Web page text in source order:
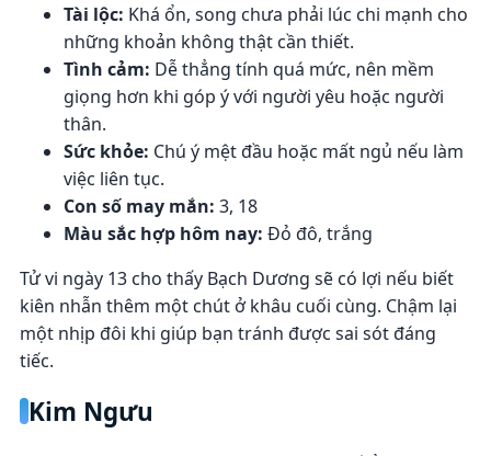
Tài lộc: Khá ổn, song chưa phải lúc chi mạnh cho
những khoản không thật cần thiết.
Tình cảm: Dễ thẳng tính quá mức, nên mềm
giọng hơn khi góp ý với người yêu hoặc người
thân.
Sức khỏe: Chú ý mệt đầu hoặc mất ngủ nếu làm
việc liên tục.
Con số may mắn: 3, 18
Màu sắc hợp hôm nay: Đỏ đô, trắng
Tử vi ngày 13 cho thấy Bạch Dương sẽ có lợi nếu biết
kiên nhẫn thêm một chút ở khâu cuối cùng. Chậm lại
một nhịp đôi khi giúp bạn tránh được sai sót đáng
tiếc.
Kim Ngưu